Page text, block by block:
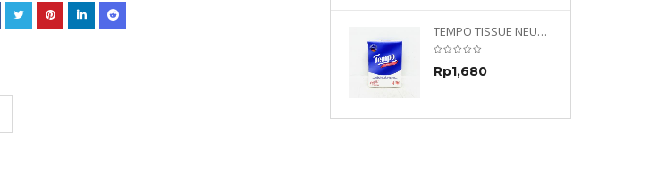
MASKER SENSI 3- LAPIS HEADLOOP TEMPO TISSUE NEUTRAL PETIT 4PLY
Rp1,680